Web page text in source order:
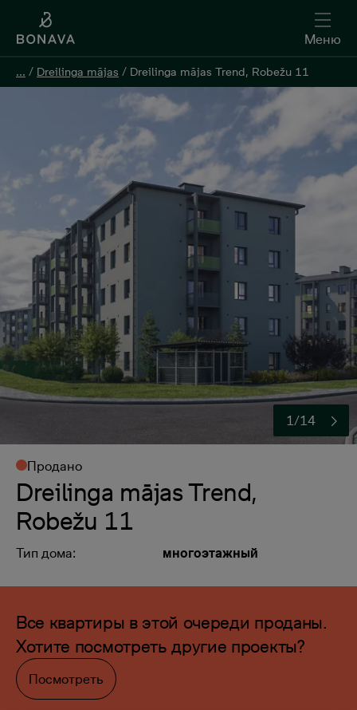
Меню
... / Dreilinga mājas / Dreilinga mājas Trend, Robežu 11
1/14
Продано
Dreilinga mājas Trend,
Robežu 11
Тип дома: многоэтажный
Меню
... / Dreilinga mājas / Dreilinga mājas Trend, Robežu 11
Все квартиры в этой очереди проданы.
Хотите посмотреть другие проекты?
Посмотреть